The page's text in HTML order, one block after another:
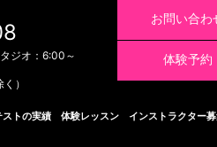
ストの実績 体験レッスン インストラクター
ジオ：6:00～
）
お問い合わ
体験予約